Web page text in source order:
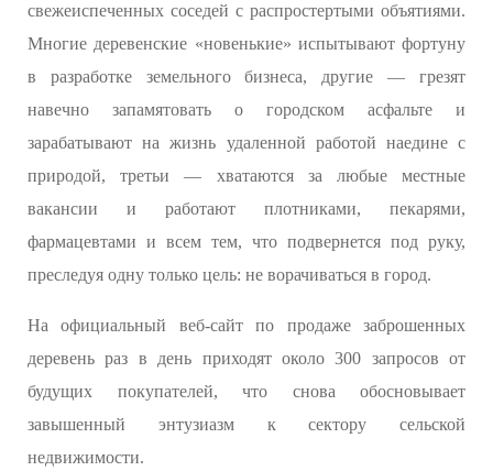
свежеиспеченных соседей с распростертыми объятиями.
Многие деревенские «новенькие» испытывают фортуну
в разработке земельного бизнеса, другие — грезят
навечно запамятовать о городском асфальте и
зарабатывают на жизнь удаленной работой наедине с
природой, третьи — хватаются за любые местные
вакансии и работают плотниками, пекарями,
фармацевтами и всем тем, что подвернется под руку,
преследуя одну только цель: не ворачиваться в город.
На официальный веб-сайт по продаже заброшенных
деревень раз в день приходят около 300 запросов от
будущих покупателей, что снова обосновывает
завышенный энтузиазм к сектору сельской
недвижимости.